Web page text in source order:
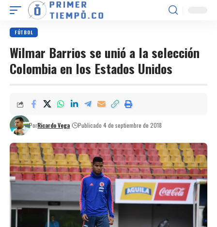
FÚTBOL
Wilmar Barrios se unió a la selección
Colombia en los Estados Unidos
PorRicardo Vega Publicado 4 de septiembre de 2018